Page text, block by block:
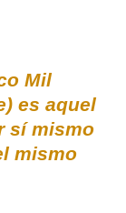
Mil
es aquel
sí mismo
mismo